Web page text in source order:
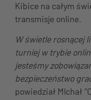
Kibice na całym
transmisje online.
W świetle rosnącej
turniej w trybie
jesteśmy
bezpieczeństwo
powiedział MIchał